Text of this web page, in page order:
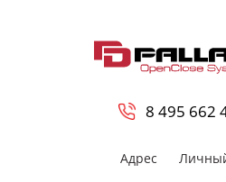
8 495 662
Адрес